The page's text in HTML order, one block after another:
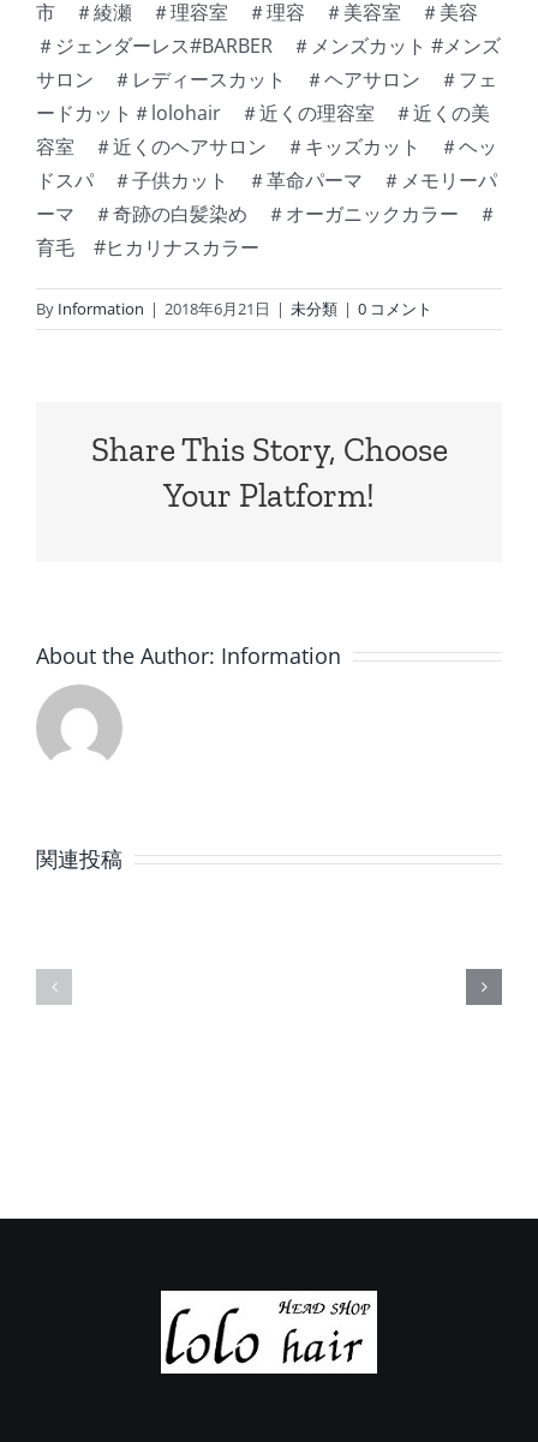
市 ＃綾瀬 ＃理容室 ＃理容 ＃美容室 ＃美容
＃ジェンダーレス#BARBER ＃メンズカット #メンズ
サロン ＃レディースカット ＃ヘアサロン ＃フェ
ードカット＃lolohair ＃近くの理容室 ＃近くの美
容室 ＃近くのヘアサロン ＃キッズカット ＃ヘッ
ドスパ ＃子供カット ＃革命パーマ ＃メモリーパ
ーマ ＃奇跡の白髪染め ＃オーガニックカラー ＃
育毛 #ヒカリナスカラー
By Information | 2018年6月21日 | 未分類 | 0 コメント
Share This Story, Choose
Your Platform!
About the Author: Information
関連投稿 月
内
月
内